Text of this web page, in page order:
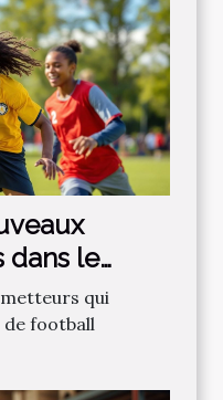
dans le
qui
football